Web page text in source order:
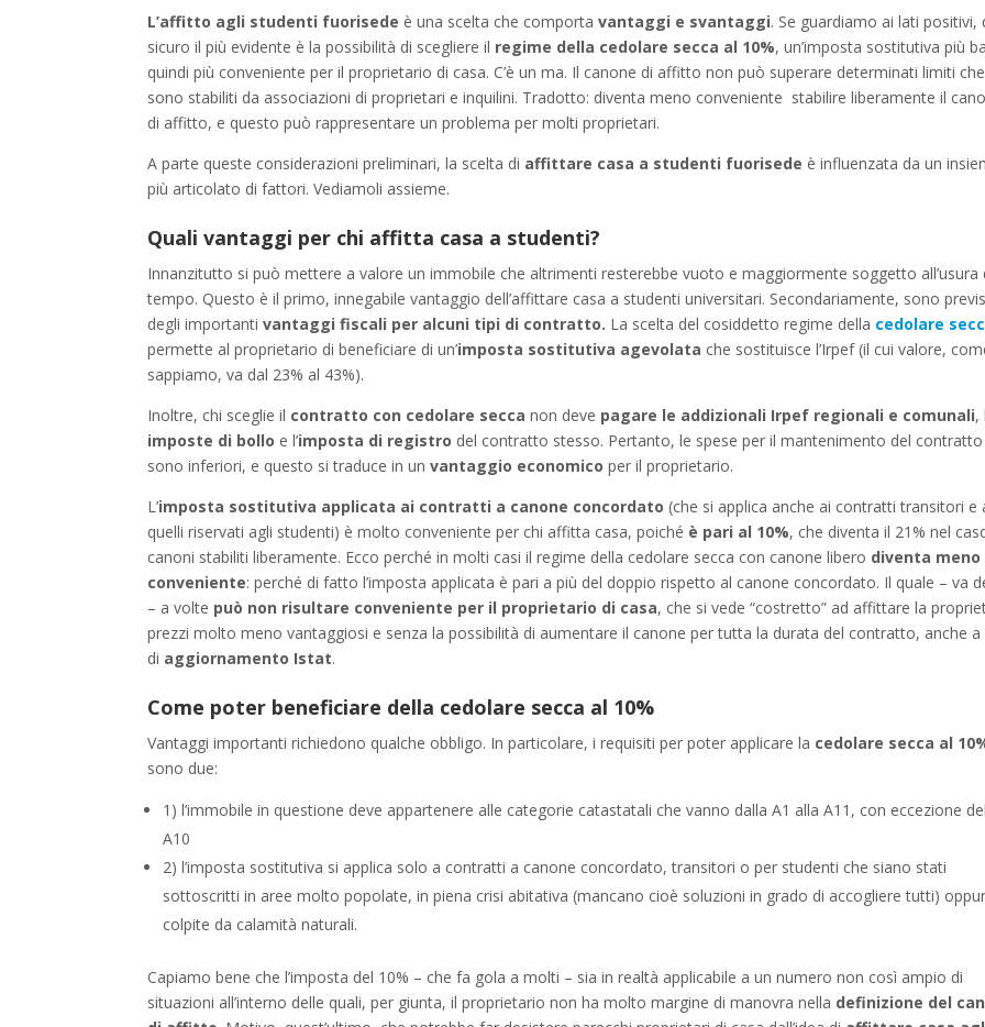
L’affitto agli studenti fuorisede è una scelta che comportavantaggi e svantaggi. Se guardiamo ai lati positivi,
sicuro il più evidente è la possibilità di scegliere il regime della cedolare secca al 10%, un’imposta sostitutiva più
quindi più conveniente per il proprietario di casa. C’è un ma. Il canone di affitto non può superare determinati limiti che
sono stabiliti da associazioni di proprietari e inquilini. Tradotto: diventa meno conveniente stabilire liberamente il
di affitto, e questo può rappresentare un problema per molti proprietari.
A parte queste considerazioni preliminari, la scelta di affittare casa a studenti fuorisede è influenzata da un
più articolato di fattori. Vediamoli assieme.
Quali vantaggi per chi affitta casa a studenti?
Innanzitutto si può mettere a valore un immobile che altrimenti resterebbe vuoto e maggiormente soggetto all’usura
tempo. Questo è il primo, innegabile vantaggio dell’affittare casa a studenti universitari. Secondariamente, sono
degli importantivantaggi fiscali per alcuni tipi di contratto. La scelta del cosiddetto regime della cedolare
permette al proprietario di beneficiare di un’imposta sostitutiva agevolata che sostituisce l’Irpef (il cui valore,
sappiamo, va dal 23% al 43%).
Inoltre, chi sceglie il contratto con cedolare secca non deve pagare le addizionali Irpef regionali e comunali,
imposte di bollo e l’imposta di registro del contratto stesso. Pertanto, le spese per il mantenimento del contratto
sono inferiori, e questo si traduce in unvantaggio economicoper il proprietario.
L’imposta sostitutiva applicata ai contratti a canone concordato(che si applica anche ai contratti transitori e
quelli riservati agli studenti) è molto conveniente per chi affitta casa, poiché è pari al 10%, che diventa il 21% nel
canoni stabiliti liberamente. Ecco perché in molti casi il regime della cedolare secca con canone libero diventa meno
conveniente: perché di fatto l’imposta applicata è pari a più del doppio rispetto al canone concordato. Il quale – va
– a volte può non risultare conveniente per il proprietario di casa, che si vede “costretto” ad affittare la
prezzi molto meno vantaggiosi e senza la possibilità di aumentare il canone per tutta la durata del contratto, anche a
di aggiornamento Istat.
Come poter beneficiare della cedolare secca al 10%
Vantaggi importanti richiedono qualche obbligo. In particolare, i requisiti per poter applicare la cedolare secca al
sono due:
1) l’immobile in questione deve appartenere alle categorie catastatali che vanno dalla A1 alla A11, con eccezione
A10
2) l’imposta sostitutiva si applica solo a contratti a canone concordato, transitori o per studenti che siano stati
sottoscritti in aree molto popolate, in piena crisi abitativa (mancano cioè soluzioni in grado di accogliere tutti)
colpite da calamità naturali.
Capiamo bene che l’imposta del 10% – che fa gola a molti – sia in realtà applicabile a un numero non così ampio di
situazioni all’interno delle quali, per giunta, il proprietario non ha molto margine di manovra nella definizione del